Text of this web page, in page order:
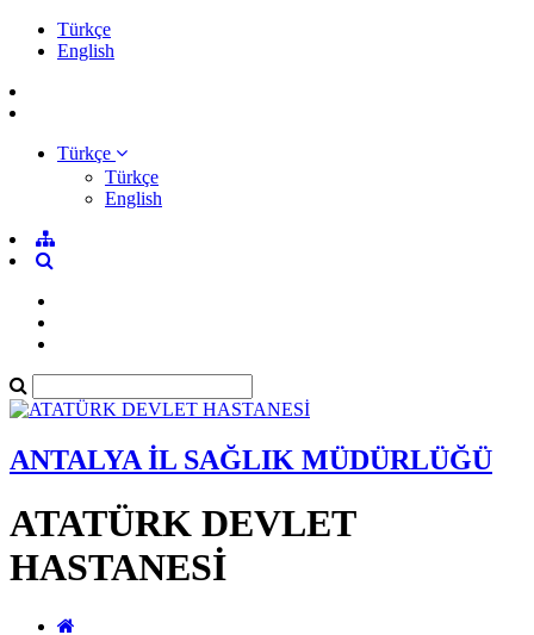
Türkçe
English
Türkçe
Türkçe
English
ANTALYA İL SAĞLIK MÜDÜRLÜĞÜ
ATATÜRK DEVLET
HASTANESİ